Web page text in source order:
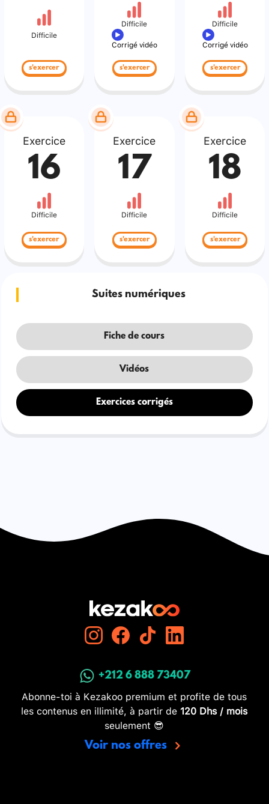
Difficile
s'exercer
Difficile
Corrigé vidéo
s'exercer
Difficile
Corrigé vidéo
s'exercer
Exercice
16
Difficile
s'exercer
Exercice
17
Difficile
s'exercer
Exercice
18
Difficile
s'exercer
Suites numériques
Fiche de cours
Vidéos
Exercices corrigés
+212 6 888 73407
Abonne-toi à Kezakoo premium et profite de tous
les contenus en illimité, à partir de 120 Dhs / mois
seulement 😎
Voir nos offres